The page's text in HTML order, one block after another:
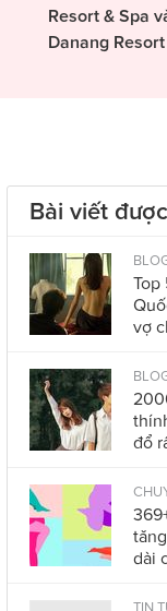
Resort & Spa
Danang Resort
Bài viết
Top
vợ
đổ
dài
TIN